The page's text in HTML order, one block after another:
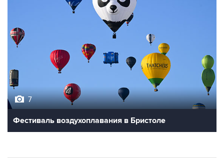
7
Фестиваль воздухоплавания в Бристоле